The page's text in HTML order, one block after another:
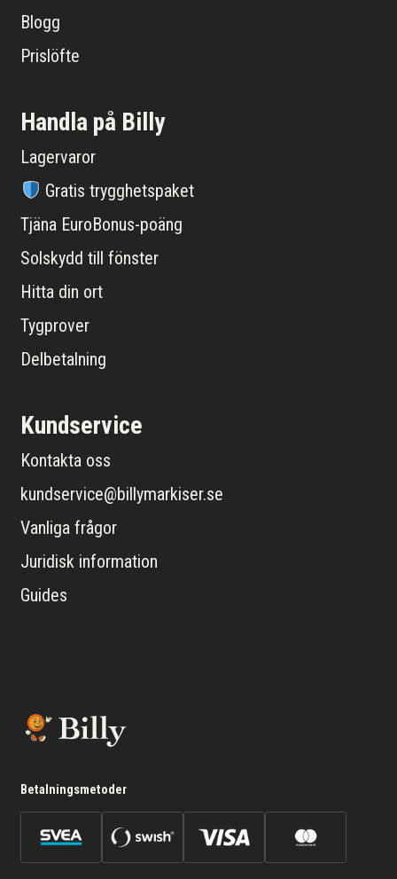
Blogg
Prislöfte
Handla på Billy
Lagervaror
Gratis trygghetspaket
Tjäna EuroBonus-poäng
Solskydd till fönster
Hitta din ort
Tygprover
Delbetalning
Kundservice
Kontakta oss
kundservice@billymarkiser.se
Vanliga frågor
Juridisk information
Guides
Betalningsmetoder